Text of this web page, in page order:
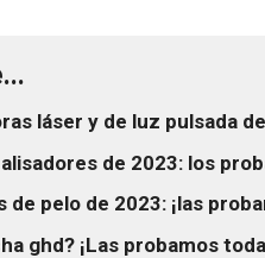
láser y de luz pulsada
de 2023: los
pelo de 2023: ¡las
ghd? ¡Las probamos